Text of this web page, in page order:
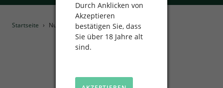
Durch Anklicken von
Akzeptieren
bestätigen Sie, dass
Sie über 18 Jahre alt
sind.
Angebote
Startseite › Nussler 0,5L